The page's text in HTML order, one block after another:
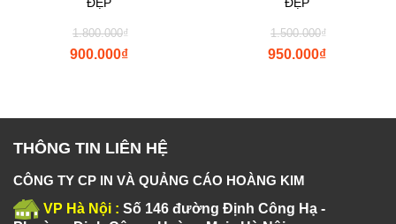
₫
1.800.000
₫
900.000
₫
1.500.000
₫
950.000
THÔNG TIN LIÊN HỆ
CÔNG TY CP IN VÀ QUẢNG CÁO HOÀNG KIM
VP Hà Nội : Số 146 đường Định Công Hạ -